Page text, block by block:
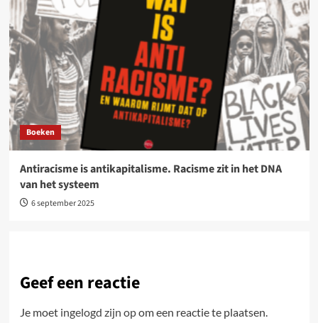
Boeken
Antiracisme is antikapitalisme. Racisme zit in het DNA
van het systeem
6 september 2025
Geef een reactie
Je moet ingelogd zijn opom een reactie te plaatsen.